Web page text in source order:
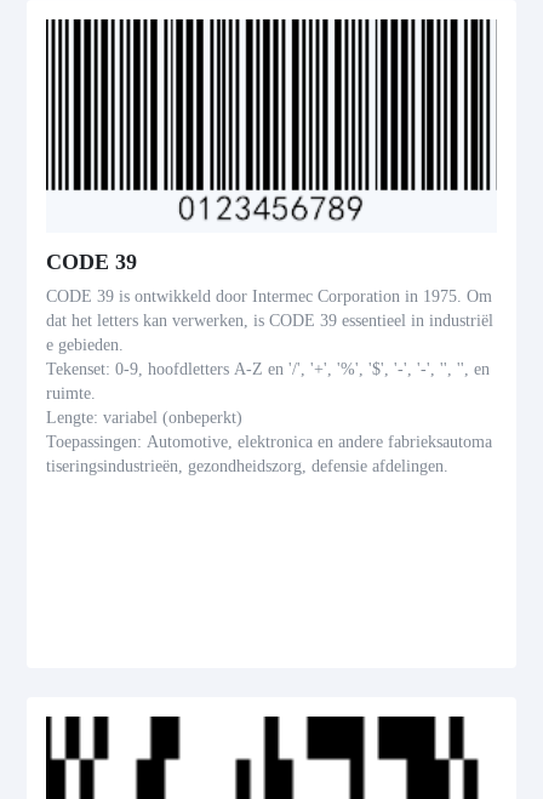
CODE 39
CODE 39 is ontwikkeld door Intermec Corporation in 1975. Om
dat het letters kan verwerken, is CODE 39 essentieel in industriël
e gebieden.
Tekenset: 0-9, hoofdletters A-Z en '/', '+', '%', '$', '-', '-', '', '', en
ruimte.
Lengte: variabel (onbeperkt)
Toepassingen: Automotive, elektronica en andere fabrieksautoma
tiseringsindustrieën, gezondheidszorg, defensie afdelingen.